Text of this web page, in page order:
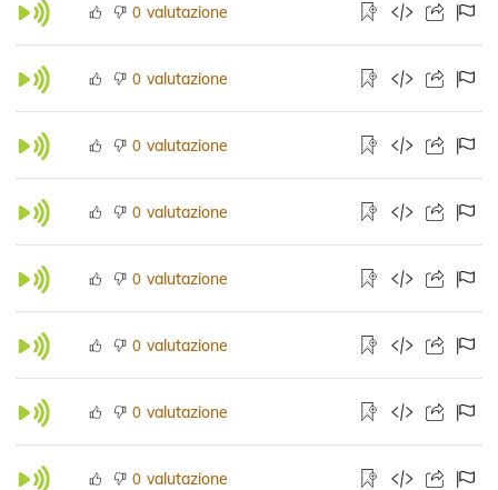
0 valutazione
0 valutazione
0 valutazione
0 valutazione
0 valutazione
0 valutazione
0 valutazione
0 valutazione